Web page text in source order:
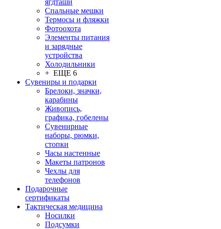
ягдташи
Спальные мешки
Термосы и фляжки
Фотоохота
Элементы питания
и зарядные
устройства
Холодильники
+ ЕЩЕ 6
Сувениры и подарки
Брелоки, значки,
карабины
Живопись,
графика, гобелены
Сувенирные
наборы, рюмки,
стопки
Часы настенные
Макеты патронов
Чехлы для
телефонов
Подарочные
сертификаты
Тактическая медицина
Носилки
Подсумки